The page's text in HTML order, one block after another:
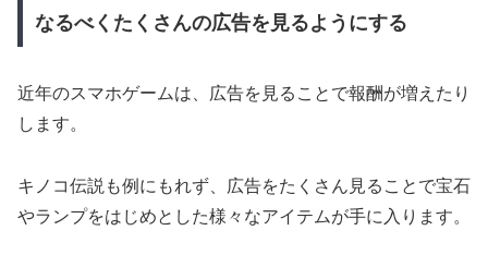
なるべくたくさんの広告を見るようにする
近年のスマホゲームは、広告を見ることで報酬が増えたり
します。
キノコ伝説も例にもれず、広告をたくさん見ることで宝石
やランプをはじめとした様々なアイテムが手に入ります。